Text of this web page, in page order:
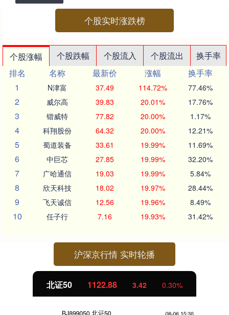
个股实时涨跌榜
个股涨幅 个股跌幅 个股流入 个股流出
换手率
排名
名称 最新价 涨幅
换手率
1
N津富 37.49 114.72% 77.46%
2 威尔高 39.83 20.01% 17.76%
3 锴威特 77.82 20.00% 1.17%
4 科翔股份 64.32 20.00% 12.21%
5 蜀道装备 33.61 19.99% 11.69%
6 中巨芯 27.85 19.99% 32.20%
7 广哈通信 19.03 19.99% 5.84%
8 欣天科技 18.02 19.97% 28.44%
9 飞天诚信 12.56 19.96% 8.49%
10 任子行 7.16 19.93% 31.42%
沪深京行情 实时轮播
北证50 1122.88 3.42 0.30%